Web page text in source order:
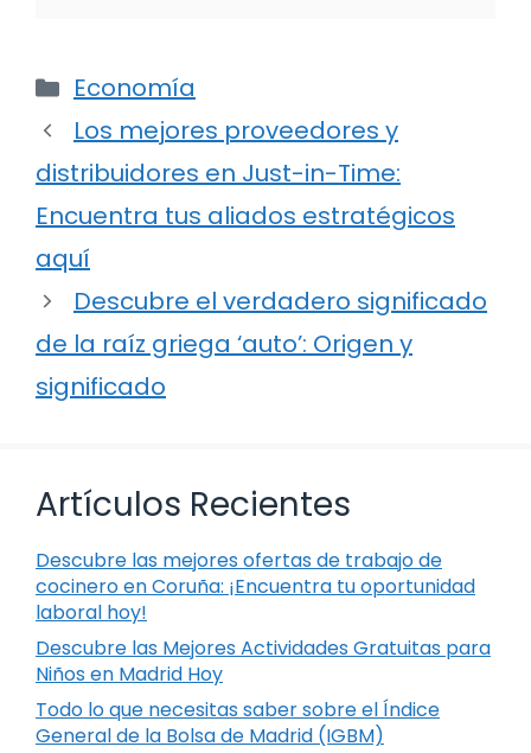
Categorías
Economía
Los mejores proveedores y
distribuidores en Just-in-Time:
Encuentra tus aliados estratégicos
aquí
Descubre el verdadero significado
de la raíz griega ‘auto’: Origen y
significado
Artículos Recientes
Descubre las mejores ofertas de trabajo de
cocinero en Coruña: ¡Encuentra tu oportunidad
laboral hoy!
Descubre las Mejores Actividades Gratuitas para
Niños en Madrid Hoy
Todo lo que necesitas saber sobre el Índice
General de la Bolsa de Madrid (IGBM)